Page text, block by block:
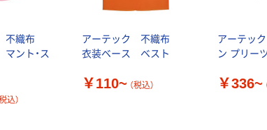
不織布
ント・ス
税込）
アーテック 不織布
衣装ベース ベスト
￥110~ （税込）
アーテッ
ン プリー
￥336~